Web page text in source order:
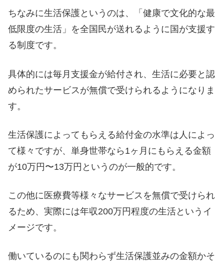
ちなみに生活保護というのは、「健康で文化的な最
低限度の生活」を全国民が送れるように国が支援す
る制度です。
具体的には毎月支援金が給付され、生活に必要と認
められたサービスが無償で受けられるようになりま
す。
生活保護によってもらえる給付金の水準は人によっ
て様々ですが、単身世帯なら1ヶ月にもらえる金額
が10万円〜13万円というのが一般的です。
この他に医療費等様々なサービスを無償で受けられ
るため、実際には年収200万円程度の生活というイ
メージです。
働いているのにも関わらず生活保護並みの金額かそ